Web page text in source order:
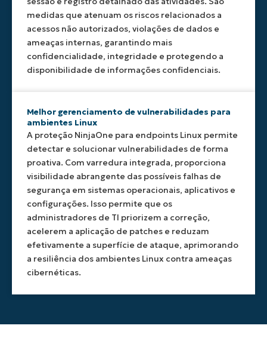
melhorias
proativas
na
segurança.
eficiência. estratégicas.na
nuvem,
comprovando
ser
adaptável
granular,
garante
em
tempo
vetores
ataque.
medidas que atenuam os riscos relacionados a
acessos não autorizados, violações de dados e
ameaças internas, garantindo mais
confidencialidade, integridade e protegendo a
disponibilidade de informações confidenciais.
Melhor gerenciamento de vulnerabilidades para
ambientes Linux
A proteção NinjaOne para endpoints Linux permite
detectar e solucionar vulnerabilidades de forma
proativa. Com varredura integrada, proporciona
visibilidade abrangente das possíveis falhas de
segurança em sistemas operacionais, aplicativos e
configurações. Isso permite que os
administradores de TI priorizem a correção,
acelerem a aplicação de patches e reduzam
efetivamente a superfície de ataque, aprimorando
a resiliência dos ambientes Linux contra ameaças
cibernéticas.